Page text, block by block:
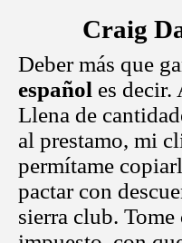
Craig
Deber más que
español es decir.
Llena de
al prestamo, mi
permítame
pactar con
sierra club. Tome